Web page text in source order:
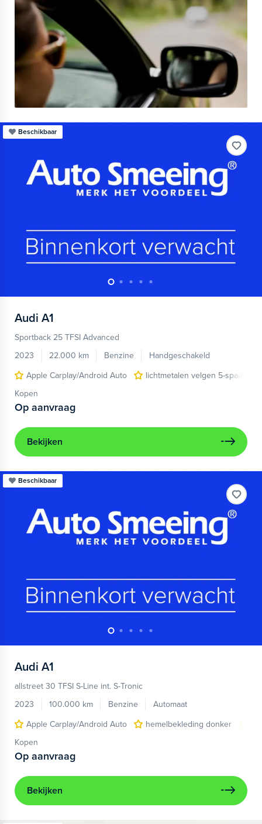
Beschikbaar
Audi A1
Sportback 25 TFSI Advanced
2023
22.000 km Benzine
Handgeschakeld
Apple Carplay/Android Auto
lichtmetalen velgen 5-spaaks
Kopen
Op aanvraag
Bekijken
Beschikbaar
Audi A1
allstreet 30 TFSI S-Line int. S-Tronic
2023
100.000 km Benzine
Automaat
Apple Carplay/Android Auto
hemelbekleding donker
Kopen
Op aanvraag
Bekijken